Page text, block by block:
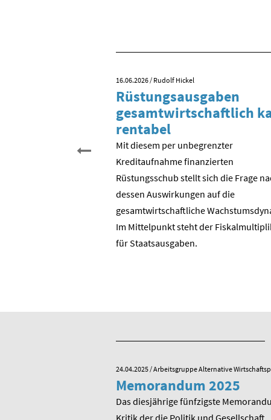
Einheit. Aber was
16.06.2026/ Rudolf Hickel
Rüstungsausgaben
gesamtwirtschaftlich
rentabel
Mit diesem per unbegrenzter
Kreditaufnahme finanzierten
Rüstungsschub stellt sich die Frage
dessen Auswirkungen auf die
gesamtwirtschaftli­che
Im Mittelpunkt steht der
für Staatsausgaben.
24.04.2025/ Arbeitsgruppe Alternative
Memorandum 2025
Das diesjährige fünfzigste